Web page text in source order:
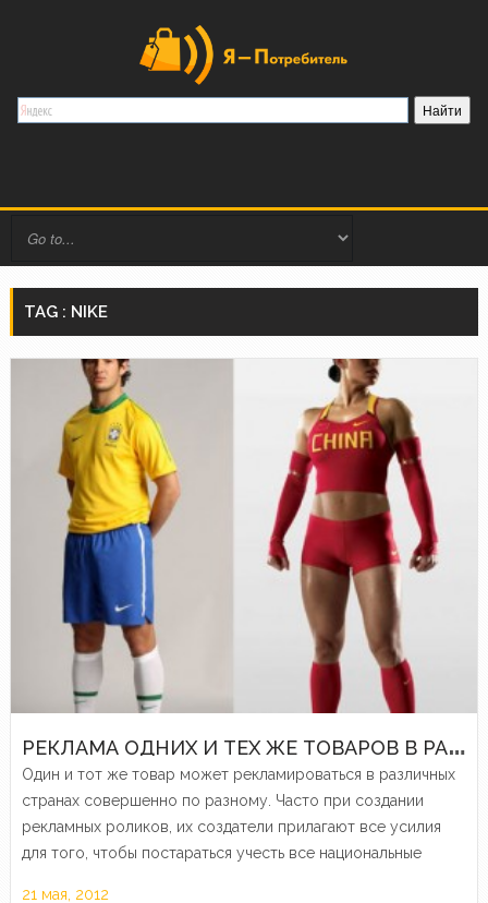
TAG : NIKE
Р
ЕКЛАМА ОДНИХ И ТЕХ ЖЕ ТОВАРОВ В РАЗНЫХ СТРАНАХ
Один и тот же товар может рекламироваться в различных
странах совершенно по разному. Часто при создании
рекламных роликов, их создатели прилагают все усилия
для того, чтобы постараться учесть все национальные
21 мая, 2012